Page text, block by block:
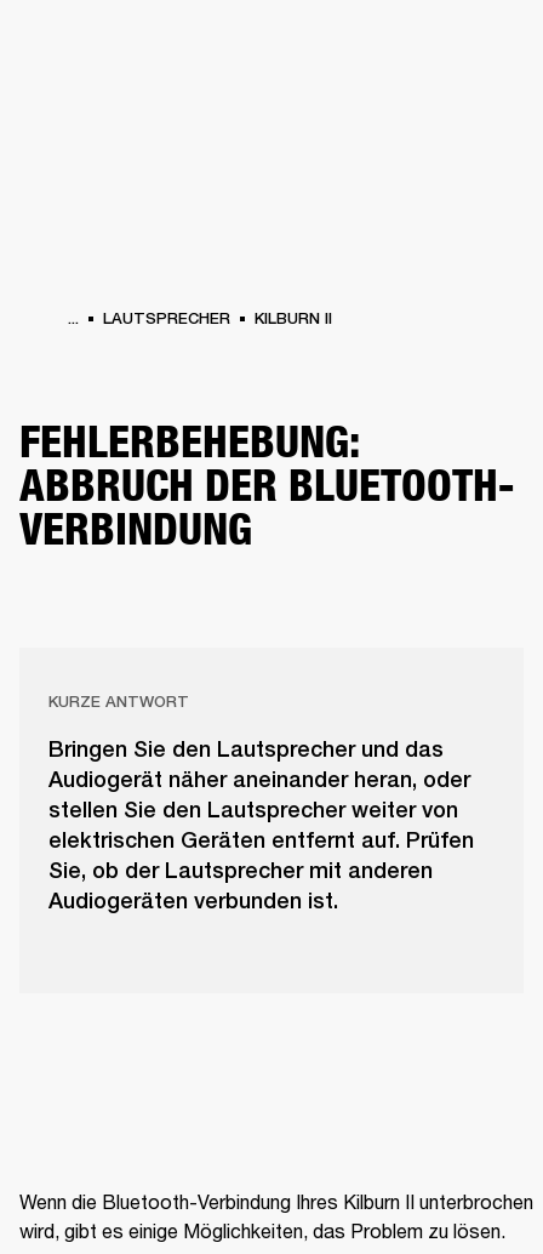
... LAUTSPRECHER KILBURN II
FEHLERBEHEBUNG:
ABBRUCH DER BLUETOOTH-
VERBINDUNG
KURZE ANTWORT
Bringen Sie den Lautsprecher und das
Audiogerät näher aneinander heran, oder
stellen Sie den Lautsprecher weiter von
elektrischen Geräten entfernt auf. Prüfen
Sie, ob der Lautsprecher mit anderen
Audiogeräten verbunden ist.
Wenn die Bluetooth-Verbindung Ihres Kilburn II unterbrochen
wird, gibt es einige Möglichkeiten, das Problem zu lösen.